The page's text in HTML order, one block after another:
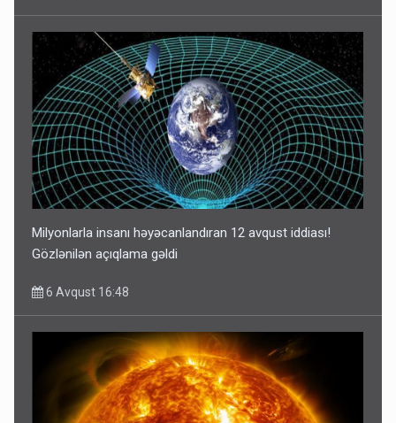
Milyonlarla insanı həyəcanlandıran 12 avqust iddiası!
Gözlənilən açıqlama gəldi
6 Avqust 16:48